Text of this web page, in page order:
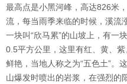
最高点是小黑河峰，高达826米
流，每当雨季来临的时候，溪流
一块叫“欣马累”的山坡上，有一
0.5平方公里，这里有红、黄、
鲜艳，当地人称之为“五色土”。
山爆发时喷出的岩浆，在强烈的